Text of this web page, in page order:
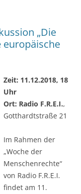
„Die
Zeit: 11.12.2018, 18
Uhr
Ort: Radio F.R.E.I.,
Gotthardtstraße 21
Im Rahmen der
„Woche der
Menschenrechte“
von Radio F.R.E.I.
findet am 11.